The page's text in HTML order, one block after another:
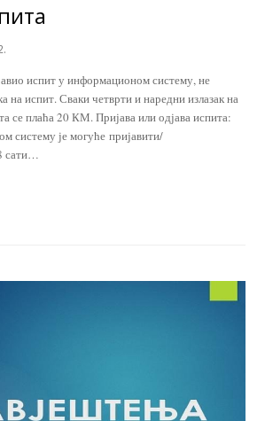
испит у информационом систему, не
на испит. Сваки четврти и наредни излазак на
се плаћа 20 КМ. Пријава или одјава испита:
систему је могуће пријавити/
сати…